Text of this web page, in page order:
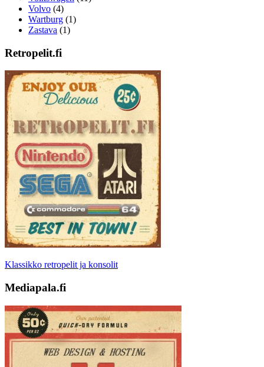
Volvo (4)
Wartburg (1)
Zastava (1)
Retropelit.fi
Klassikko retropelit ja konsolit
Mediapala.fi